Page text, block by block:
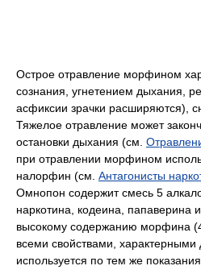
Острое отравление морфином
сознания, угнетением дыхания,
асфиксии зрачки расширяются),
Тяжелое отравление может
остановки дыхания (см.
при отравлении морфином
налорфин (см. Антагонисты
Омнопон содержит смесь 5
наркотина, кодеина, папаверина
высокому содержанию морфина
всеми свойствами, характерными
используется по тем же